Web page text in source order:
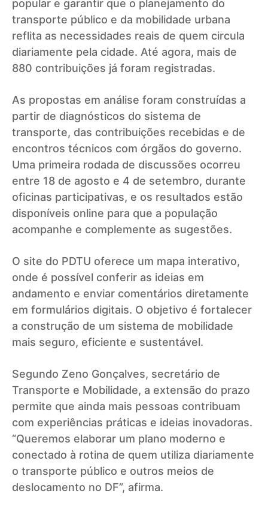
popular e garantir que o planejamento do
transporte público e da mobilidade urbana
reflita as necessidades reais de quem circula
diariamente pela cidade. Até agora, mais de
880 contribuições já foram registradas.
As propostas em análise foram construídas a
partir de diagnósticos do sistema de
transporte, das contribuições recebidas e de
encontros técnicos com órgãos do governo.
Uma primeira rodada de discussões ocorreu
entre 18 de agosto e 4 de setembro, durante
oficinas participativas, e os resultados estão
disponíveis online para que a população
acompanhe e complemente as sugestões.
O site do PDTU oferece um mapa interativo,
onde é possível conferir as ideias em
andamento e enviar comentários diretamente
em formulários digitais. O objetivo é fortalecer
a construção de um sistema de mobilidade
mais seguro, eficiente e sustentável.
Segundo Zeno Gonçalves, secretário de
Transporte e Mobilidade, a extensão do prazo
permite que ainda mais pessoas contribuam
com experiências práticas e ideias inovadoras.
“Queremos elaborar um plano moderno e
conectado à rotina de quem utiliza diariamente
o transporte público e outros meios de
deslocamento no DF”, afirma.